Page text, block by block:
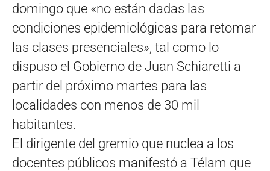
domingo que «no están dadas las
condiciones epidemiológicas para retomar
las clases presenciales», tal como lo
dispuso el Gobierno de Juan Schiaretti a
partir del próximo martes para las
localidades con menos de 30 mil
habitantes.
El dirigente del gremio que nuclea a los
docentes públicos manifestó a Télam que